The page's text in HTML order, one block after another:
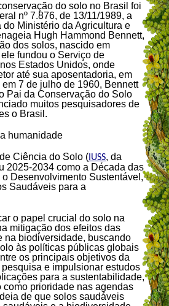
do solo no Brasil foi
nº 7.876, de 13/11/1989, a
Ministério da Agricultura e
Hugh Hammond Bennett,
dos solos, nascido em
fundou o Serviço de
Estados Unidos, onde
até sua aposentadoria, em
7 de julho de 1960, Bennett
Pai da Conservação do Solo
muitos pesquisadores de
o Brasil.
humanidade
Ciência do Solo (IUSS, da
2025-2034 como a Década das
Desenvolvimento Sustentável,
Saudáveis para a
o papel crucial do solo na
mitigação dos efeitos das
na biodiversidade, buscando
às políticas públicas globais
os principais objetivos da
e impulsionar estudos
para a sustentabilidade,
prioridade nas agendas
de que solos saudáveis